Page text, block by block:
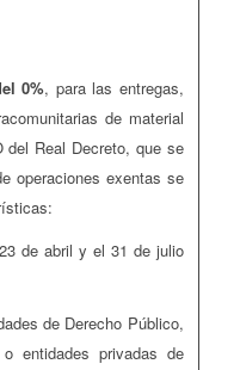
0%, para las entregas,
de material
del Real Decreto, que se
operaciones exentas se
de abril y el 31 de julio
de Derecho Público,
entidades privadas de